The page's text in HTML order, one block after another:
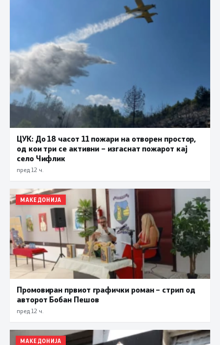
ЦУК: До 18 часот 11 пожари на отворен простор,
од кои три се активни – изгаснат пожарот кај
село Чифлик
пред 12 ч.
МАКЕДОНИЈА
Промовиран првиот графички роман – стрип од
авторот Бобан Пешов
пред 12 ч.
МАКЕДОНИЈА